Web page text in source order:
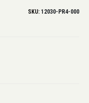
SKU 12030-PR4-000